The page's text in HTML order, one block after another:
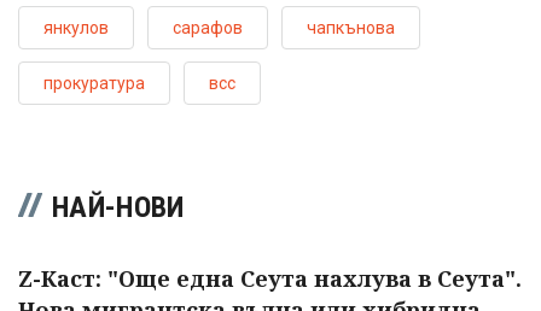
янкулов сарафов чапкънова
прокуратура всс
НАЙ-НОВИ
Z-Каст: "Още една Сеута нахлува в Сеута".